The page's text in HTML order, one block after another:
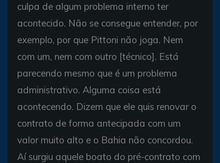
culpa de algum problema interno ter
acontecido. Não se consegue entender, por
exemplo, por que Pittoni não joga. Nem
com um, nem com outro [técnico]. Está
parecendo mesmo que é um problema
administrativo. Alguma coisa está
acontecendo. Dizem que ele quis renovar o
contrato de forma antecipada com um
valor muito alto e o Bahia não concordou.
Aí surgiu aquele boato do pré-contrato com